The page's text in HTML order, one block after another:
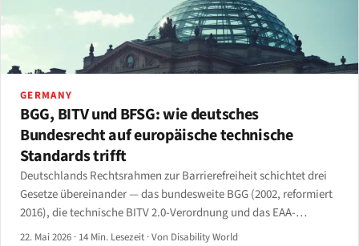
GERMANY
BGG, BITV und BFSG: wie deutsches
Bundesrecht auf europäische technische
Standards trifft
Deutschlands Rechtsrahmen zur Barrierefreiheit schichtet drei
Gesetze übereinander — das bundesweite BGG (2002, reformiert
2016), die technische BITV 2.0-Verordnung und das EAA-
umsetzende BFSG (2021) — über sechzehn parallele
22. Mai 2026 · 14 Min. Lesezeit ·Von Disability World